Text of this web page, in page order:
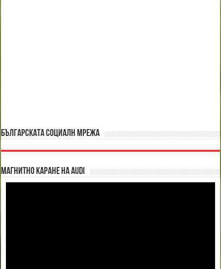
БЪЛГАРСКАТА СОЦИАЛН МРЕЖА
Магнитно каране на Audi